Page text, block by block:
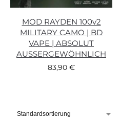
MOD RAYDEN 100v2
MILITARY CAMO | BD
VAPE | ABSOLUT
AUSSERGEWÖHNLICH
83,90 €